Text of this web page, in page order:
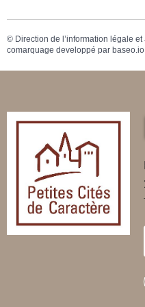
© Direction de l’information légale
comarquage developpé par baseo.io